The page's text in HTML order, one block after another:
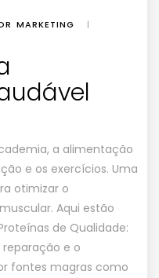
MARKETING
|
a alimentação
e os exercícios. Uma
otimizar o
Aqui estão
de Qualidade:
reparação e o
fontes magras como